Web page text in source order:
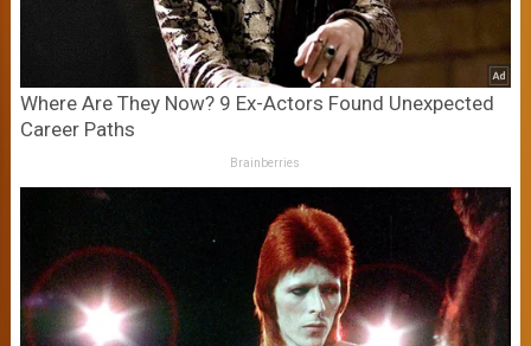
Where Are They Now? 9 Ex-Actors Found Unexpected
Career Paths
Brainberries